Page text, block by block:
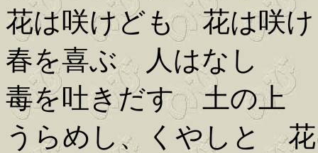
花は咲けども 花は咲
春を喜ぶ 人はなし
毒を吐きだす 土の上
うらめし、くやしと